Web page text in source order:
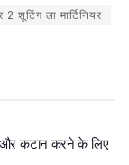
2 शूटिंग ला मार्टिनियर
कटान करने के लिए